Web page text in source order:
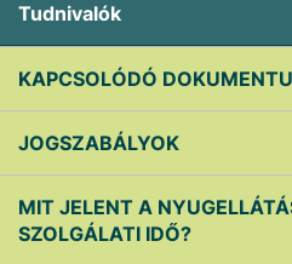
Tudnivalók
KAPCSOLÓDÓ
JOGSZABÁLYOK
MIT JELENT A
SZOLGÁLATI IDŐ?